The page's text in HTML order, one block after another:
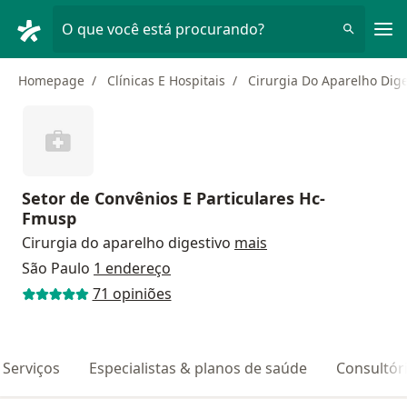
O que você está procurando?
Homepage Clínicas E Hospitais Cirurgia Do Aparelho
Setor de Convênios E Particulares Hc-
Fmusp
Cirurgia do aparelho digestivo mais
São Paulo 1 endereço
71 opiniões
Serviços Especialistas & planos de saúde